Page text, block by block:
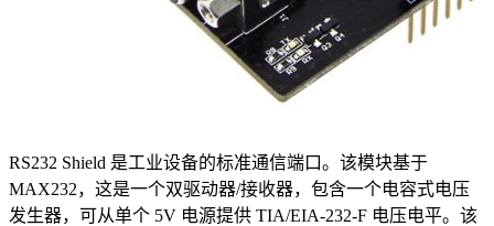
RS232 Shield 是工业设备的标准通信端口。该模块基于
MAX232，这是一个双驱动器/接收器，包含一个电容式电压
发生器，可从单个 5V 电源提供 TIA/EIA-232-F 电压电平。该